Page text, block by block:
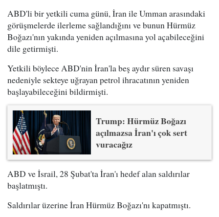
ABD'li bir yetkili cuma günü, İran ile Umman arasındaki
görüşmelerde ilerleme sağlandığını ve bunun Hürmüz
Boğazı'nın yakında yeniden açılmasına yol açabileceğini
dile getirmişti.
Yetkili böylece ABD'nin İran'la beş aydır süren savaşı
nedeniyle sekteye uğrayan petrol ihracatının yeniden
başlayabileceğini bildirmişti.
Trump: Hürmüz Boğazı
açılmazsa İran'ı çok sert
vuracağız
ABD ve İsrail, 28 Şubat'ta İran'ı hedef alan saldırılar
başlatmıştı.
Saldırılar üzerine İran Hürmüz Boğazı'nı kapatmıştı.